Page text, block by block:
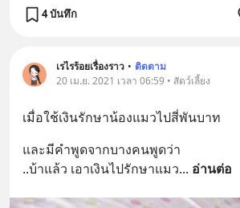
4 บันทึก
เรไรร้อยเรื่องราว • ติดตาม
20 เม.ย. 2021 เวลา 06:59 • สัตว์เลี้ยง
เมื่อใช้เงินรักษาน้องแมวไปสี่พันบาท
และมีคำพูดจากบางคนพูดว่า
..บ้าแล้ว เอาเงินไปรักษาแมว... อ่านต่อ